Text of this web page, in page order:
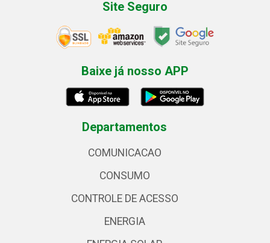
Site Seguro
Baixe já nosso APP
Departamentos
COMUNICACAO
CONSUMO
CONTROLE DE ACESSO
ENERGIA